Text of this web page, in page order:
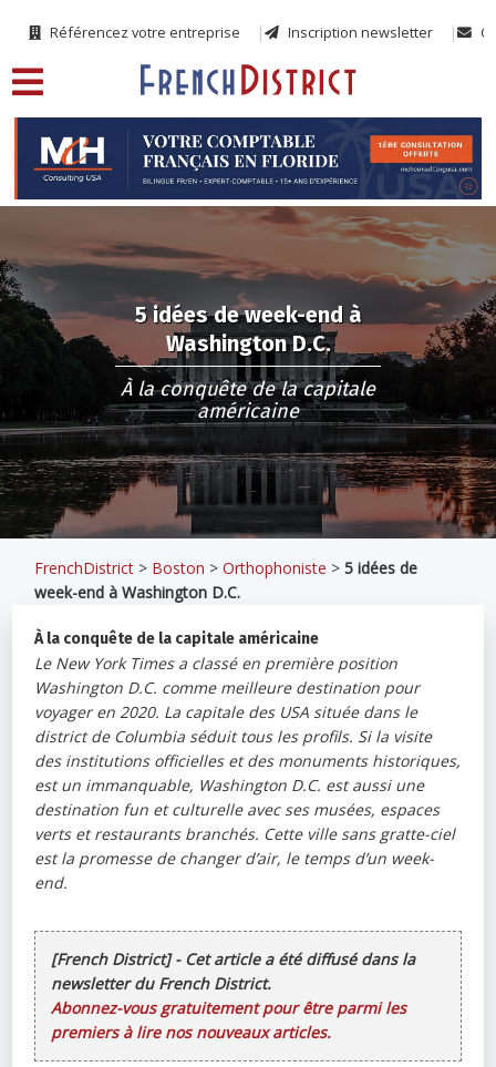
Référencez votre entreprise Inscription newsletter
5 idées de week-end à
Washington D.C.
À la conquête de la capitale
américaine
FrenchDistrict > Boston >Orthophoniste >5 idées de
week-end à Washington D.C.
À la conquête de la capitale américaine
Le New York Times a classé en première position
Washington D.C. comme meilleure destination pour
voyager en 2020. La capitale des USA située dans le
district de Columbia séduit tous les profils. Si la visite
des institutions officielles et des monuments historiques,
est un immanquable, Washington D.C. est aussi une
destination fun et culturelle avec ses musées, espaces
verts et restaurants branchés. Cette ville sans gratte-ciel
est la promesse de changer d’air, le temps d’un week-
end.
[French District] - Cet article a été diffusé dans la
newsletter du French District.
Abonnez-vous gratuitement pour être parmi les
premiers à lire nos nouveaux articles.